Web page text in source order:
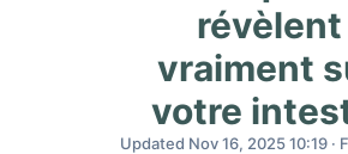
révèlent
vraiment
votre
Updated Nov 16, 2025 10:19 ·